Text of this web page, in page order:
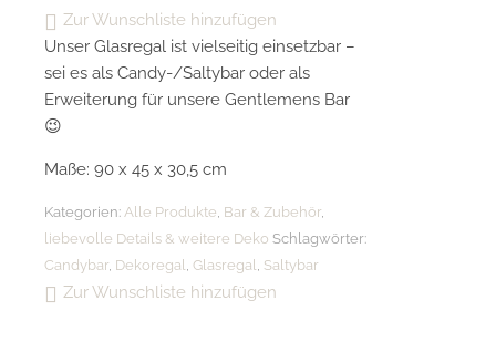
Zur Wunschliste hinzufügen
Unser Glasregal ist vielseitig einsetzbar –
sei es als Candy-/Saltybar oder als
Erweiterung für unsere Gentlemens Bar
😉
Maße: 90 x 45 x 30,5 cm
Kategorien: Alle Produkte, Bar & Zubehör,
liebevolle Details & weitere Deko Schlagwörter:
Candybar, Dekoregal, Glasregal, Saltybar
Zur Wunschliste hinzufügen